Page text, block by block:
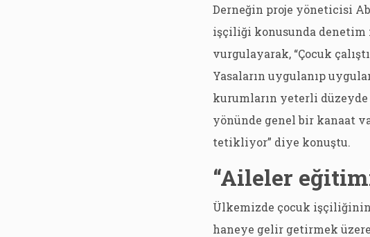
Derneğin proje yöneticisi
işçiliği konusunda denetim
vurgulayarak, “Çocuk
Yasaların uygulanıp
kurumların yeterli düzeyde
yönünde genel bir kanaat
tetikliyor” diye konuştu.
“Aileler
Ülkemizde çocuk
haneye gelir getirmek